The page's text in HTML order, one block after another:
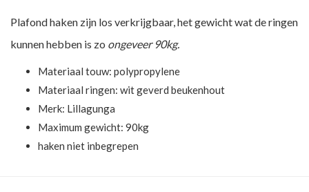
Plafond haken zijn los verkrijgbaar, het gewicht wat de ringen
kunnen hebben is zo ongeveer 90kg.
Materiaal touw: polypropylene
Materiaal ringen: wit geverd beukenhout
Merk: Lillagunga
Maximum gewicht: 90kg
haken niet inbegrepen